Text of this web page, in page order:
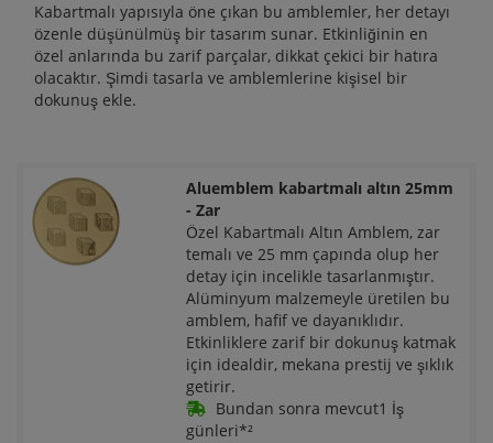
Kabartmalı yapısıyla öne çıkan bu amblemler, her detayı
özenle düşünülmüş bir tasarım sunar. Etkinliğinin en
özel anlarında bu zarif parçalar, dikkat çekici bir hatıra
olacaktır. Şimdi tasarla ve amblemlerine kişisel bir
dokunuş ekle.
Aluemblem kabartmalı altın 25mm
- Zar
Özel Kabartmalı Altın Amblem, zar
temalı ve 25 mm çapında olup her
detay için incelikle tasarlanmıştır.
Alüminyum malzemeyle üretilen bu
amblem, hafif ve dayanıklıdır.
Etkinliklere zarif bir dokunuş katmak
için idealdir, mekana prestij ve şıklık
getirir.
Bundan sonra mevcut1 İş
günleri*²